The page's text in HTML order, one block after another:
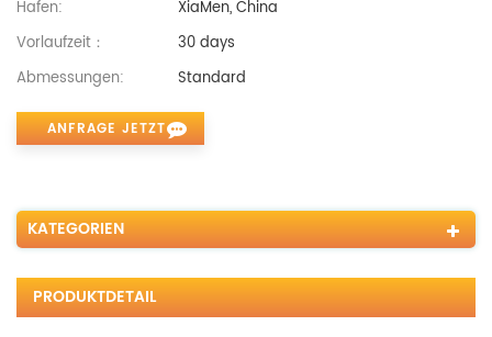
Hafen:
XiaMen, China
Vorlaufzeit：
30 days
Abmessungen:
Standard
ANFRAGE JETZT
KATEGORIEN
PRODUKTDETAIL